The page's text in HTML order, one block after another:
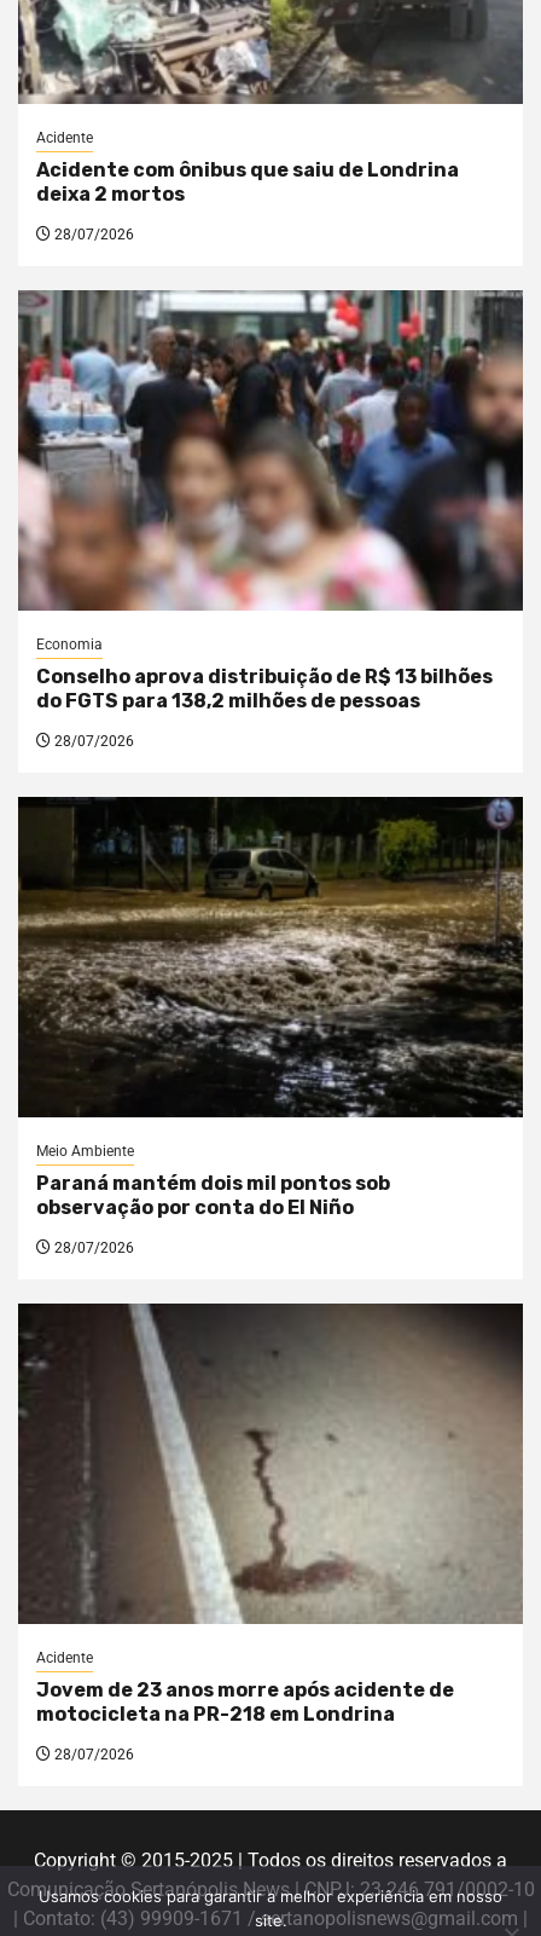
Acidente
Acidente com ônibus que saiu de Londrina
deixa 2 mortos
28/07/2026
Economia
Conselho aprova distribuição de R$ 13 bilhões
do FGTS para 138,2 milhões de pessoas
28/07/2026
Meio Ambiente
Paraná mantém dois mil pontos sob
observação por conta do El Niño
28/07/2026
Acidente
Jovem de 23 anos morre após acidente de
motocicleta na PR-218 em Londrina
28/07/2026
Copyright © 2015-2025 | Todos os direitos reservados a
Comunicação Sertanópolis News | CNPJ: 23.246.791/0002-10
| Contato: (43) 99909-1671 / sertanopolisnews@gmail.com |
Usamos cookies para garantir a melhor experiência em nosso
site.